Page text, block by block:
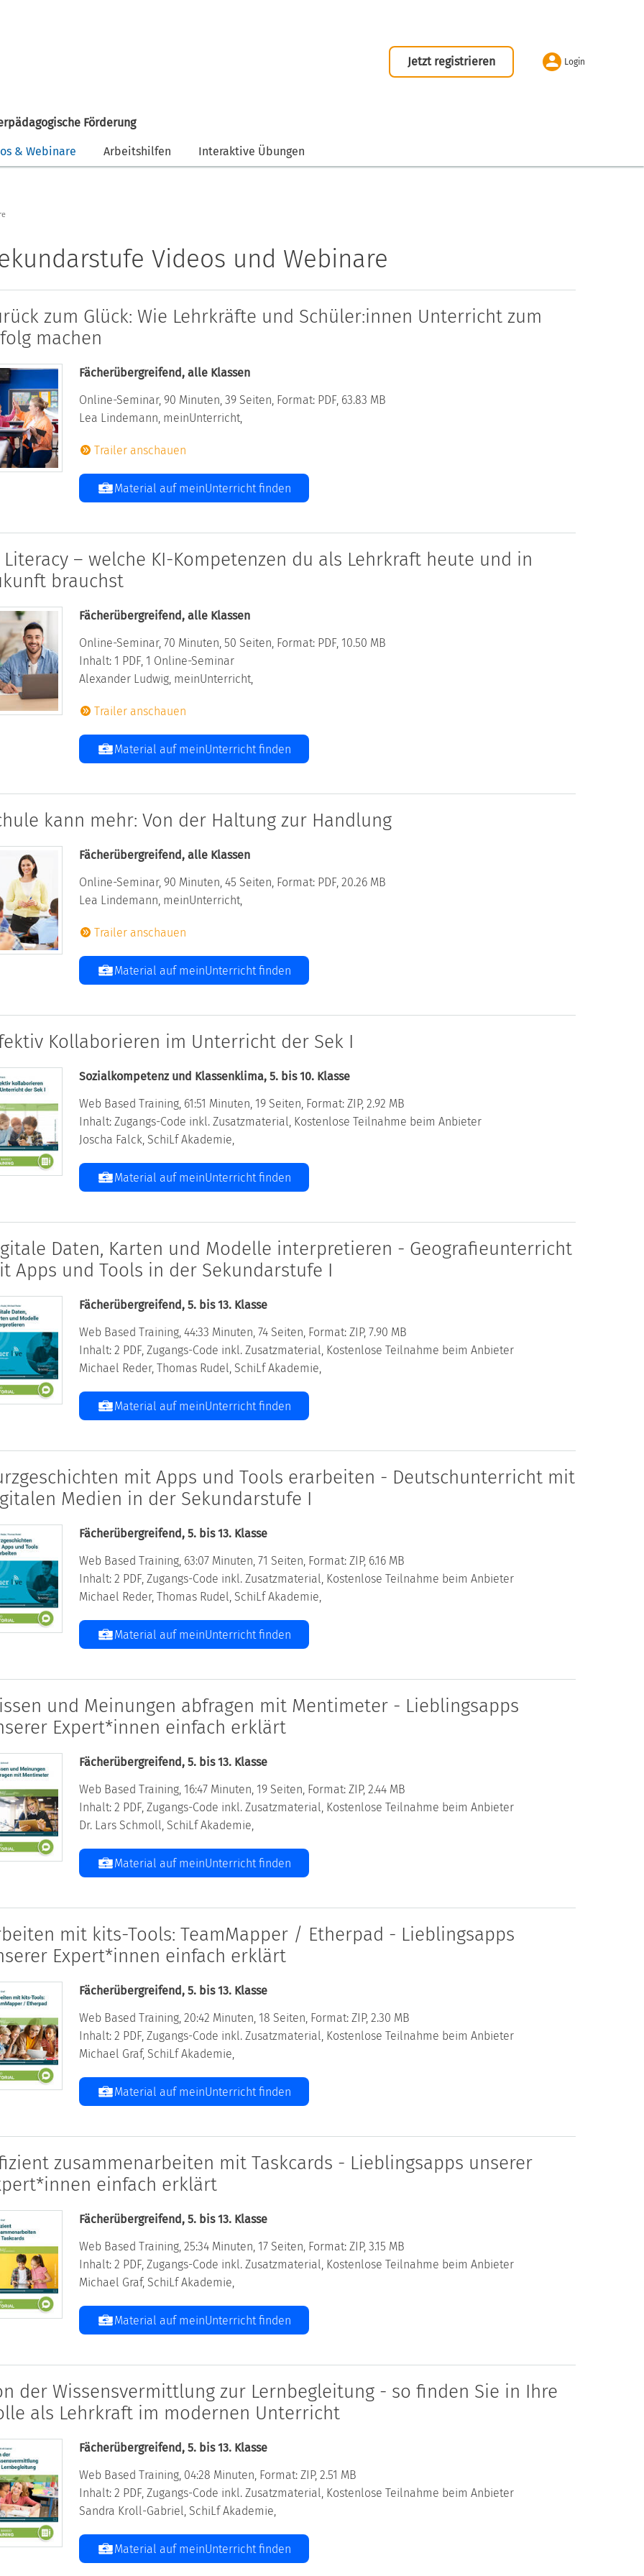
Jetzt registrieren Login
& Webinare Arbeitshilfen Interaktive Übungen
Förderung
Videos und Webinare
zum Glück: Wie Lehrkräfte und Schüler:innen Unterricht zum
machen
Fächerübergreifend, alle Klassen
Online-Seminar, 90 Minuten, 39 Seiten, Format: PDF, 63.83 MB
Lea Lindemann, meinUnterricht,
Trailer anschauen
Material auf meinUnterricht finden
Literacy – welche KI-Kompetenzen du als Lehrkraft heute und in
brauchst
Fächerübergreifend, alle Klassen
Online-Seminar, 70 Minuten, 50 Seiten, Format: PDF, 10.50 MB
Inhalt: 1 PDF, 1 Online-Seminar
Alexander Ludwig, meinUnterricht,
Trailer anschauen
Material auf meinUnterricht finden
kann mehr: Von der Haltung zur Handlung
Fächerübergreifend, alle Klassen
Online-Seminar, 90 Minuten, 45 Seiten, Format: PDF, 20.26 MB
Lea Lindemann, meinUnterricht,
Trailer anschauen
Material auf meinUnterricht finden
Kollaborieren im Unterricht der Sek I
Sozialkompetenz und Klassenklima, 5. bis 10. Klasse
Web Based Training, 61:51 Minuten, 19 Seiten, Format: ZIP, 2.92 MB
Inhalt: Zugangs-Code inkl. Zusatzmaterial, Kostenlose Teilnahme beim Anbieter
Joscha Falck, SchiLf Akademie,
Material auf meinUnterricht finden
Daten, Karten und Modelle interpretieren - Geografieunterricht
Apps und Tools in der Sekundarstufe I
Fächerübergreifend, 5. bis 13. Klasse
Web Based Training, 44:33 Minuten, 74 Seiten, Format: ZIP, 7.90 MB
Inhalt: 2 PDF, Zugangs-Code inkl. Zusatzmaterial, Kostenlose Teilnahme beim Anbieter
Michael Reder, Thomas Rudel, SchiLf Akademie,
Material auf meinUnterricht finden
mit Apps und Tools erarbeiten - Deutschunterricht mit
Medien in der Sekundarstufe I
Fächerübergreifend, 5. bis 13. Klasse
Web Based Training, 63:07 Minuten, 71 Seiten, Format: ZIP, 6.16 MB
Inhalt: 2 PDF, Zugangs-Code inkl. Zusatzmaterial, Kostenlose Teilnahme beim Anbieter
Michael Reder, Thomas Rudel, SchiLf Akademie,
Material auf meinUnterricht finden
und Meinungen abfragen mit Mentimeter - Lieblingsapps
Expert*innen einfach erklärt
Fächerübergreifend, 5. bis 13. Klasse
Web Based Training, 16:47 Minuten, 19 Seiten, Format: ZIP, 2.44 MB
Inhalt: 2 PDF, Zugangs-Code inkl. Zusatzmaterial, Kostenlose Teilnahme beim Anbieter
Dr. Lars Schmoll, SchiLf Akademie,
Material auf meinUnterricht finden
mit kits-Tools: TeamMapper / Etherpad - Lieblingsapps
Expert*innen einfach erklärt
Fächerübergreifend, 5. bis 13. Klasse
Web Based Training, 20:42 Minuten, 18 Seiten, Format: ZIP, 2.30 MB
Inhalt: 2 PDF, Zugangs-Code inkl. Zusatzmaterial, Kostenlose Teilnahme beim Anbieter
Michael Graf, SchiLf Akademie,
Material auf meinUnterricht finden
zusammenarbeiten mit Taskcards - Lieblingsapps unserer
einfach erklärt
Fächerübergreifend, 5. bis 13. Klasse
Web Based Training, 25:34 Minuten, 17 Seiten, Format: ZIP, 3.15 MB
Inhalt: 2 PDF, Zugangs-Code inkl. Zusatzmaterial, Kostenlose Teilnahme beim Anbieter
Michael Graf, SchiLf Akademie,
Material auf meinUnterricht finden
der Wissensvermittlung zur Lernbegleitung - so finden Sie in Ihre
als Lehrkraft im modernen Unterricht
Fächerübergreifend, 5. bis 13. Klasse
Web Based Training, 04:28 Minuten, Format: ZIP, 2.51 MB
Inhalt: 2 PDF, Zugangs-Code inkl. Zusatzmaterial, Kostenlose Teilnahme beim Anbieter
Sandra Kroll-Gabriel, SchiLf Akademie,
Material auf meinUnterricht finden